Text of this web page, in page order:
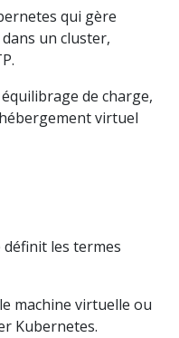
qui gère
un cluster,
de charge,
virtuel
définit les termes
machine virtuelle ou
Kubernetes.